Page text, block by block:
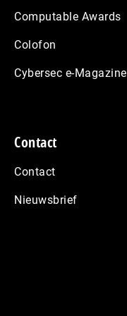
Computable Awards
Colofon
Cybersec e-Magazine
Contact
Contact
Nieuwsbrief